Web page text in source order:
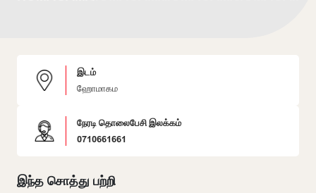
இடம்
ஹோமாகம
நேரடி தொலைபேசி இலக்கம்
0710661661
இந்த சொத்து பற்றி